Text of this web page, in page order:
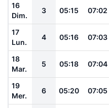
16
Dim.
3 05:15 07:02
17
Lun.
4 05:16 07:03
18
Mar.
5 05:18 07:04
19
Mer.
6 05:20 07:05